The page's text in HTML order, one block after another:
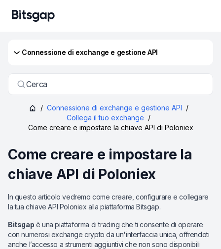
Connessione di exchange e gestione API
Cerca
/ Connessione di exchange e gestione API /
Collega il tuo exchange /
Come creare e impostare la chiave API di Poloniex
Come creare e impostare la
chiave API di Poloniex
In questo articolo vedremo come creare, configurare e collegare
la tua chiave API Poloniex alla piattaforma Bitsgap.
Bitsgap è una piattaforma di trading che ti consente di operare
con numerosi exchange crypto da un'interfaccia unica, offrendoti
anche l’accesso a strumenti aggiuntivi che non sono disponibili